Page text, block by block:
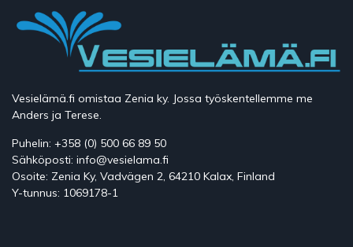
Vesielämä.fi omistaa Zenia ky. Jossa työskentellemme me
Anders ja Terese.
Puhelin: +358 (0) 500 66 89 50
Sähköposti: info@vesielama.fi
Osoite: Zenia Ky, Vadvägen 2, 64210 Kalax, Finland
Y-tunnus: 1069178-1